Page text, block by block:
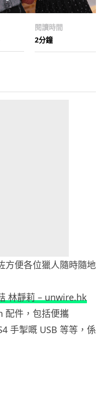
閱讀時間
2分鐘
方便各位獵人隨時隨地
林靜莉 – unwire.hk
配件，包括便攜
手掣嘅 USB 等等，係